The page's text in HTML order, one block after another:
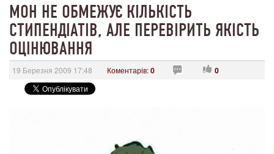
МОН НЕ ОБМЕЖУЄ КІЛЬКІСТЬ
СТИПЕНДІАТІВ, АЛЕ ПЕРЕВІРИТЬ ЯКІСТЬ
ОЦІНЮВАННЯ
19 Березня 2009 17:48 Коментарів:0 0